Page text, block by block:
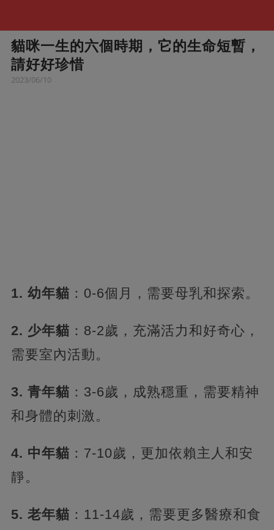
貓咪一生的六個時期，它的生命短暫，
請好好珍惜
2023/06/10
1. 幼年貓 ：0-6個月，需要母乳和探索。
2. 少年貓 ：8-2歲，充滿活力和好奇心，
需要室內活動。
3. 青年貓 ：3-6歲，成熟穩重，需要精神
和身體的刺激。
4. 中年貓 ：7-10歲，更加依賴主人和安
靜。
5. 老年貓 ：11-14歲，需要更多醫療和食